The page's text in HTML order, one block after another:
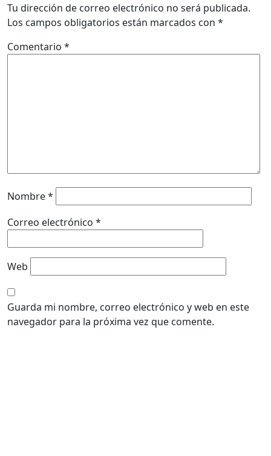
Tu dirección de correo electrónico no será publicada.
Los campos obligatorios están marcados con *
Comentario *
Nombre*
Correo electrónico *
Web
Guarda mi nombre, correo electrónico y web en este
navegador para la próxima vez que comente.